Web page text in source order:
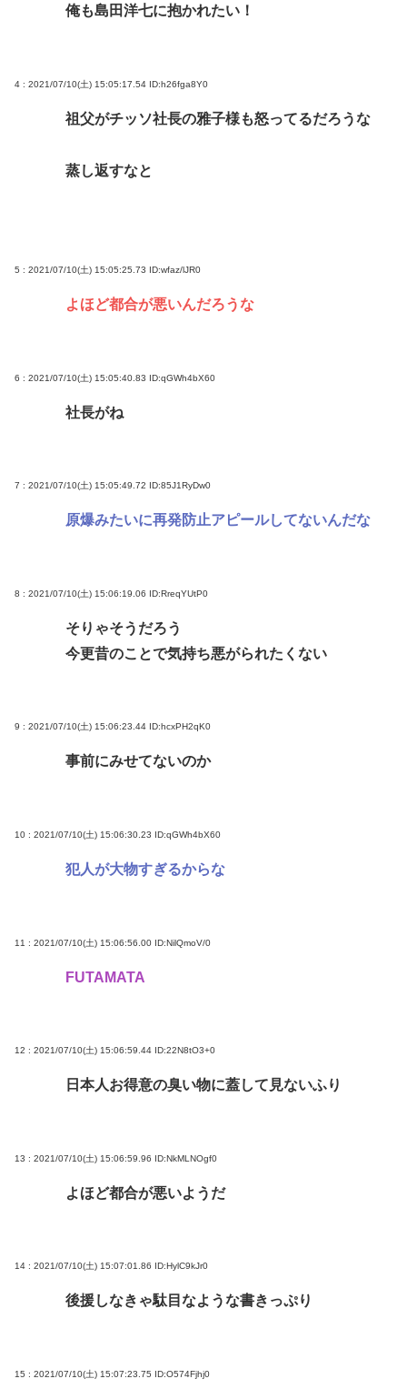
俺も島田洋七に抱かれたい！
4 : 2021/07/10(土) 15:05:17.54 ID:h26fga8Y0
祖父がチッソ社長の雅子様も怒ってるだろうな
蒸し返すなと
5 : 2021/07/10(土) 15:05:25.73 ID:wfaz/lJR0
よほど都合が悪いんだろうな
6 : 2021/07/10(土) 15:05:40.83 ID:qGWh4bX60
社長がね
7 : 2021/07/10(土) 15:05:49.72 ID:85J1RyDw0
原爆みたいに再発防止アピールしてないんだな
8 : 2021/07/10(土) 15:06:19.06 ID:RreqYUtP0
そりゃそうだろう
今更昔のことで気持ち悪がられたくない
9 : 2021/07/10(土) 15:06:23.44 ID:hcxPH2qK0
事前にみせてないのか
10 : 2021/07/10(土) 15:06:30.23 ID:qGWh4bX60
犯人が大物すぎるからな
11 : 2021/07/10(土) 15:06:56.00 ID:NilQmoV/0
FUTAMATA
12 : 2021/07/10(土) 15:06:59.44 ID:22N8tO3+0
日本人お得意の臭い物に蓋して見ないふり
13 : 2021/07/10(土) 15:06:59.96 ID:NkMLNOgf0
よほど都合が悪いようだ
14 : 2021/07/10(土) 15:07:01.86 ID:HylC9kJr0
後援しなきゃ駄目なような書きっぷり
15 : 2021/07/10(土) 15:07:23.75 ID:O574Fjhj0